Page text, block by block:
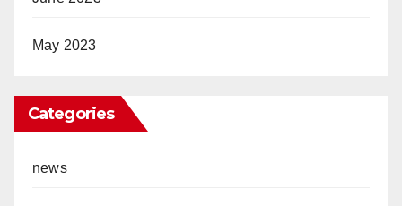
May 2023
Categories
news